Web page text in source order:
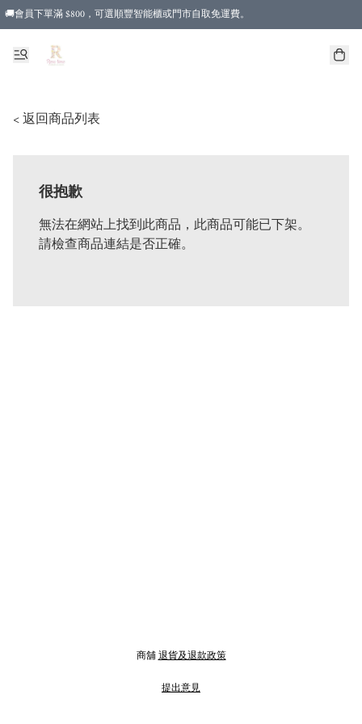
🚚會員下單滿 $800，可選順豐智能櫃或門市自取免運費。
< 返回商品列表
很抱歉
無法在網站上找到此商品，此商品可能已下架。
請檢查商品連結是否正確。
商舖 退貨及退款政策
提出意見